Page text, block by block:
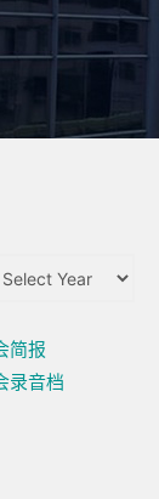
简报
录音档